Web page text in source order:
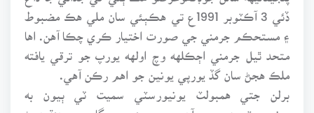
ڏئي 3 آڪٽوبر 1991ع تي هڪٻئي سان ملي هڪ مضبوط
۽ مستحڪم جرمني جي صورت اختيار ڪري چڪا آهن. اها
متحد ٿيل جرمني اڄڪلهه وچ اولهه يورپ جو ترقي يافته
ملڪ هجڻ سان گڏ يورپي يونين جو اهم رڪن آهي.
برلن جتي همبولٽ يونيورسٽي سميت ٽي ٻيون به
يونيورسٽيون موجود آهن،سو جرمني جي گادي جو هنڌ هجڻ